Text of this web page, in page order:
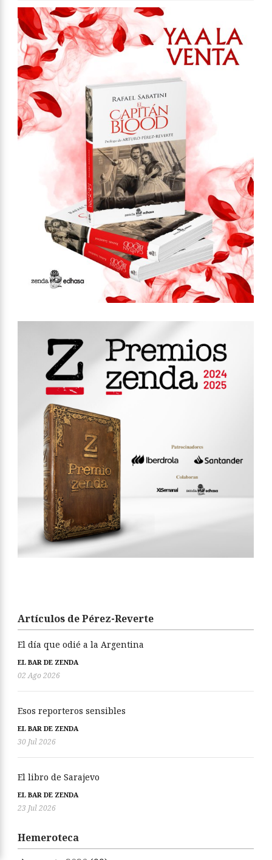
Artículos de Pérez-Reverte
El día que odié a la Argentina
EL BAR DE ZENDA
02 Ago 2026
Esos reporteros sensibles
EL BAR DE ZENDA
30 Jul 2026
El libro de Sarajevo
EL BAR DE ZENDA
23 Jul 2026
Hemeroteca